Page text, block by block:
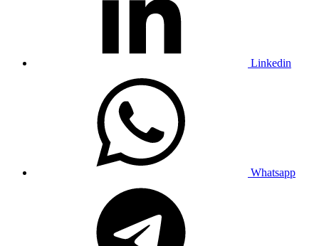
Linkedin
Whatsapp